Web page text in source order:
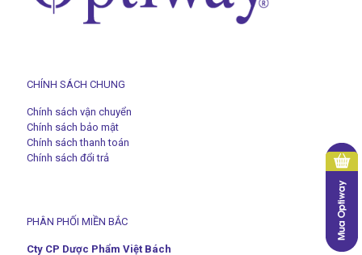
CHÍNH SÁCH CHUNG
Chính sách vận chuyển
Chính sách bảo mật
Chính sách thanh toán
Chính sách đổi trả
PHÂN PHỐI MIỀN BẮC
Cty CP Dược Phẩm Việt Bách